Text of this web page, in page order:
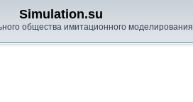
Simulation.su
общества имитационного моделирования